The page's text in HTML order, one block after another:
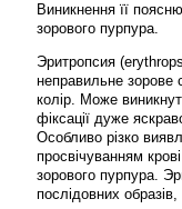
Виникнення її
зорового пурпура.
Эритропсия
неправильне зорове
колір. Може
фіксації дуже
Особливо різко
просвічуванням
зорового пурпура.
послідовних